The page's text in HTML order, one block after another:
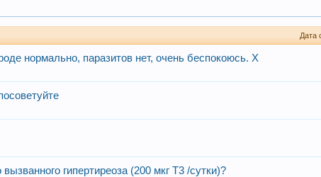
Дата
нормально, паразитов нет, очень беспокоюсь. Х
гипертиреоза (200 мкг Т3 /сутки)?